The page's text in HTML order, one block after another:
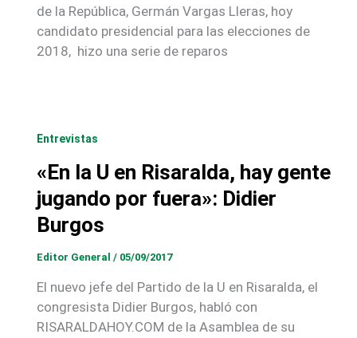
de la República, Germán Vargas Lleras, hoy
candidato presidencial para las elecciones de
2018, hizo una serie de reparos
Entrevistas
«En la U en Risaralda, hay gente
jugando por fuera»: Didier
Burgos
Editor General / 05/09/2017
El nuevo jefe del Partido de la U en Risaralda, el
congresista Didier Burgos, habló con
RISARALDAHOY.COM de la Asamblea de su